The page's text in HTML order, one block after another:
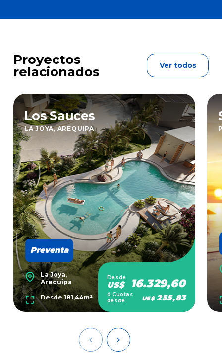
Proyectos
relacionados
Ver todos
Los Sauces
LA JOYA, AREQUIPA
Preventa
La Joya,
Arequipa
Desde 181,44m²
Desde
US$ 16.329,60
ó Cuotas
desde
US$ 255,83